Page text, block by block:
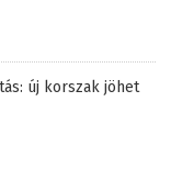
új korszak jöhet